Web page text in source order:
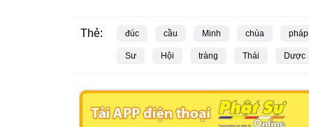
Thẻ: đúc cầu Minh chùa pháp
Sư Hội tràng Thái Dược